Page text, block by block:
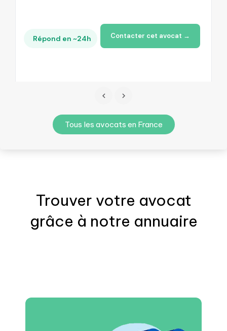
Répond en ~24h Contacter cet avocat →
Tous les avocats en France
Trouver votre avocat
grâce à notre annuaire